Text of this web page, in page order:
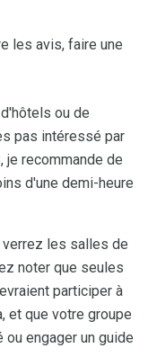
les avis, faire une
ou de
pas intéressé par
je recommande de
d'une demi-heure
les salles de
noter que seules
participer à
et que votre groupe
engager un guide